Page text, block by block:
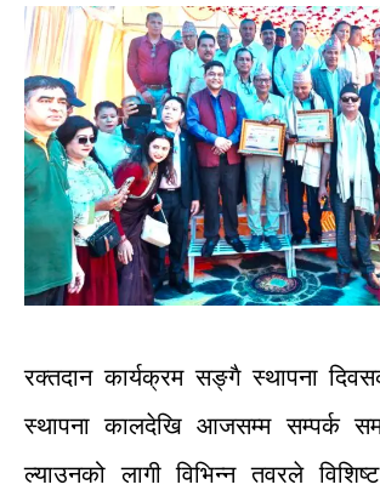
रक्तदान कार्यक्रम सङ्गै स्थापना
स्थापना कालदेखि आजसम्म सम्पर्क
ल्याउनको लागीविभिन्न तवरले विशिष्ट